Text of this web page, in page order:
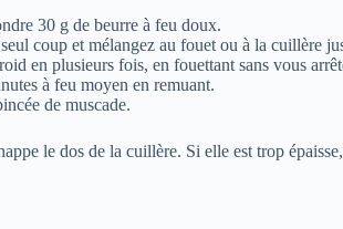
30 g de beurre à feu doux.
coup et mélangez au fouet ou à la cuillère
en plusieurs fois, en fouettant sans vous
à feu moyen en remuant.
de muscade.
le dos de la cuillère. Si elle est trop